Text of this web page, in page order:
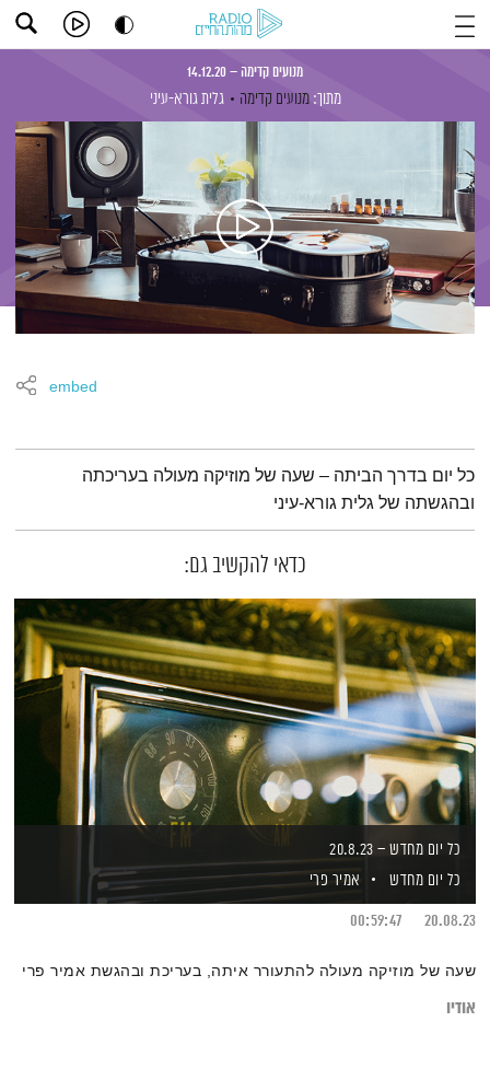
מנועים קדימה – 14.12.20
מתוך: מנועים קדימה גלית גורא-עיני
embed
תמצית הפודקאסט
כל יום בדרך הביתה – שעה של מוזיקה מעולה בעריכתה
ובהגשתה של גלית גורא-עיני
כדאי להקשיב גם:
כל יום מחדש – 20.8.23
כל יום מחדש
אמיר פרי
20.08.23
00:59:47
שעה של מוזיקה מעולה להתעורר איתה, בעריכת ובהגשת אמיר פרי
אודיו